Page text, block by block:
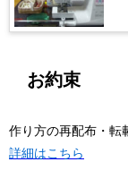
お約束
作り方の再配布・転
詳細はこちら